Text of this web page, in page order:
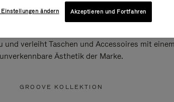
verleiht Taschen und Accessoires mit
unverkennbare Ästhetik der Marke.
GROOVE KOLLEKTION
ändern Akzeptieren und Fortfahren